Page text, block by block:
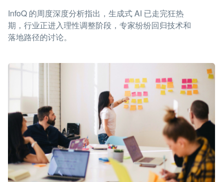
InfoQ 的周度深度分析指出，生成式 AI 已走完狂热
期，行业正进入理性调整阶段，专家纷纷回归技术和
落地路径的讨论。